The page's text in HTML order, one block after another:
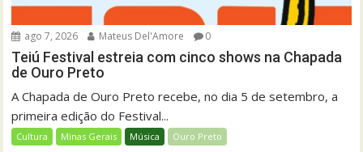
ago 7, 2026 Mateus Del'Amore 0
Teiú Festival estreia com cinco shows na Chapada
de Ouro Preto
A Chapada de Ouro Preto recebe, no dia 5 de setembro, a
primeira edição do Festival...
Cultura Minas Gerais Música Ouro Preto